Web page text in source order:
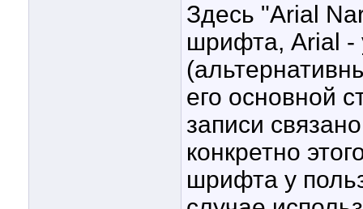
Здесь "Arial
шрифта, Arial -
его основной
записи
конкретно
шрифта у